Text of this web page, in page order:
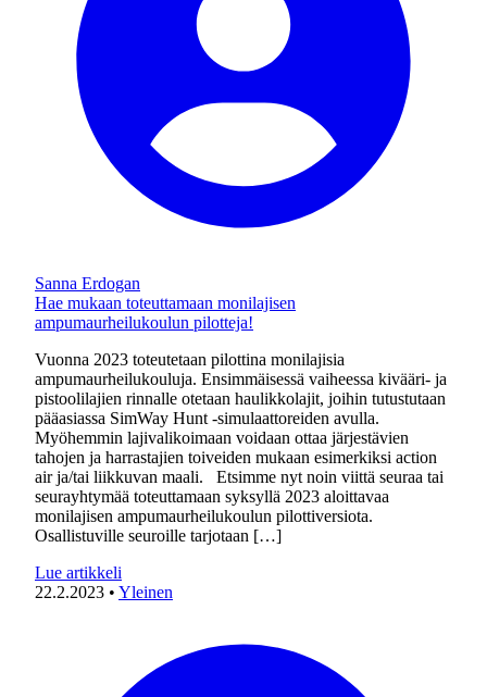
Sanna Erdogan
Hae mukaan toteuttamaan monilajisen
ampumaurheilukoulun pilotteja!
Vuonna 2023 toteutetaan pilottina monilajisia
ampumaurheilukouluja. Ensimmäisessä vaiheessa kivääri- ja
pistoolilajien rinnalle otetaan haulikkolajit, joihin tutustutaan
pääasiassa SimWay Hunt -simulaattoreiden avulla.
Myöhemmin lajivalikoimaan voidaan ottaa järjestävien
tahojen ja harrastajien toiveiden mukaan esimerkiksi action
air ja/tai liikkuvan maali. Etsimme nyt noin viittä seuraa tai
seurayhtymää toteuttamaan syksyllä 2023 aloittavaa
monilajisen ampumaurheilukoulun pilottiversiota.
Osallistuville seuroille tarjotaan […]
Lue artikkeli
22.2.2023 • Yleinen